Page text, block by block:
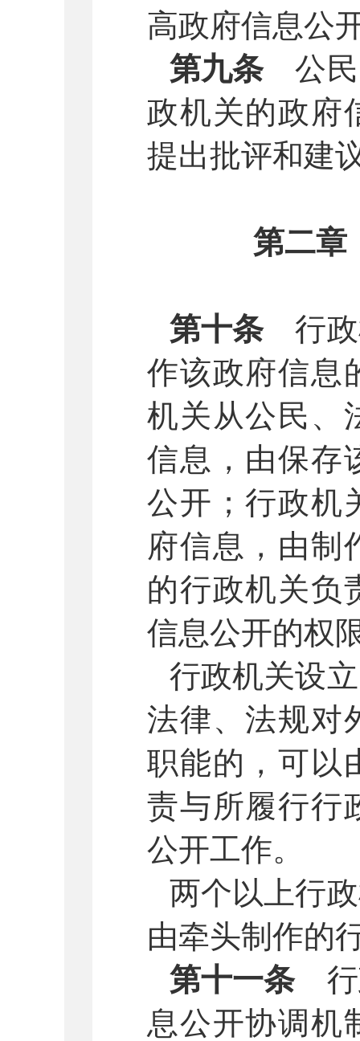
高政府信息公
第九条公民
政机关的政府
提出批评和建
第二
第十条行政
作该政府信息
机关从公民、
信息，由保存
公开；行政机
府信息，由制
的行政机关负
信息公开的权
行政机关设
法律、法规对
职能的，可以
责与所履行行
公开工作。
两个以上行
由牵头制作的
第十一条行
息公开协调机